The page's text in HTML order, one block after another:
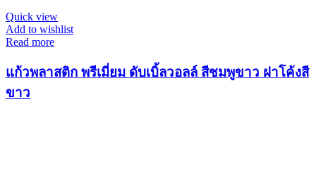
Quick view
Add to wishlist
Read more
แก้วพลาสติก พรีเมี่ยม ดับเบิ้ลวอลล์ สีชมพูขาว ฝาโค้งสี
ขาว